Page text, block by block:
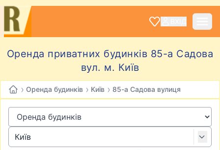
Оренда приватних будинків 85-а Садова
вул. м. Київ
› Оренда будинків › Київ › 85-а Садова вулиця